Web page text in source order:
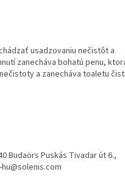
usadzovaniu nečistôt a
zanecháva bohatú penu,
a zanecháva toaletu
Budaörs Puskás Tivadar út 6.,